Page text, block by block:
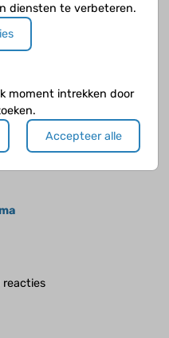
diensten te verbeteren.
moment intrekken door
Accepteer alle